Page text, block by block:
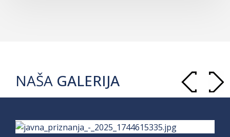
NAŠA GALERIJA